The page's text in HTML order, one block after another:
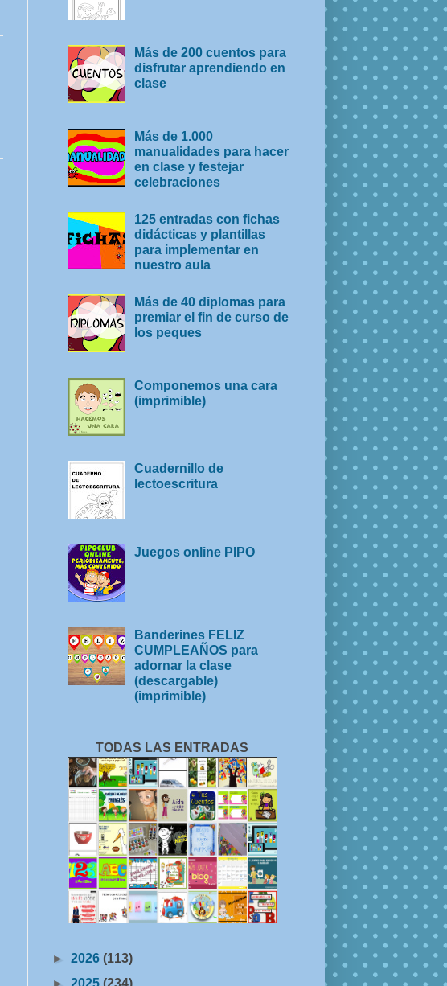
Más de 200 cuentos para
disfrutar aprendiendo en
clase
Más de 1.000
manualidades para hacer
en clase y festejar
celebraciones
125 entradas con fichas
didácticas y plantillas
para implementar en
nuestro aula
Más de 40 diplomas para
premiar el fin de curso de
los peques
Componemos una cara
(imprimible)
Cuadernillo de
lectoescritura
Juegos online PIPO
Banderines FELIZ
CUMPLEAÑOS para
adornar la clase
(descargable)
(imprimible)
TODAS LAS ENTRADAS
► 2026 (113)